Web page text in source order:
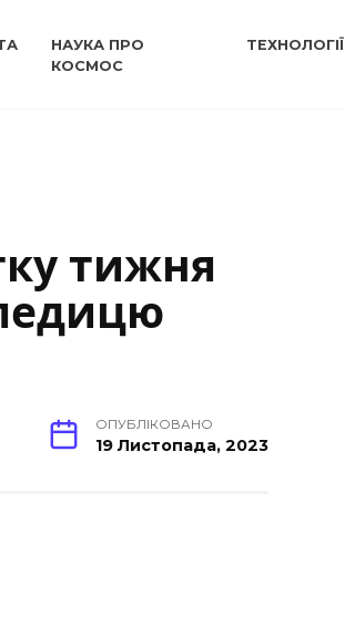
НАУКА ПРО
КОСМОС
ТЕХНОЛОГІЇ
тижня
ОПУБЛІКОВАНО
19 Листопада, 2023